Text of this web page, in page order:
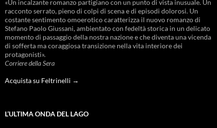
«Un incalzante romanzo partigiano con un punto di vista inusuale. Un
racconto serrato, pieno di colpi di scena e di episodi dolorosi. Un
costante sentimento omoerotico caratterizza il nuovo romanzo di
Stefano Paolo Giussani, ambientato con fedeltà storica in un delicato
momento di passaggio della nostra nazione e che diventa una vicenda
di sofferta ma coraggiosa transizione nella vita interiore dei
protagonisti».
Corriere della Sera
Acquista su Feltrinelli →
L’ULTIMA ONDA DEL LAGO